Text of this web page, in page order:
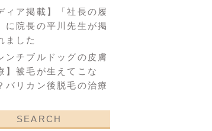
ィア掲載】「社長の履
に院長の平川先生が掲
ました
ンチブルドッグの皮膚
】被毛が生えてこな
バリカン後脱毛の治療
SEARCH